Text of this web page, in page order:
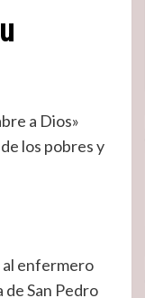
los pobres y
al enfermero
de San Pedro